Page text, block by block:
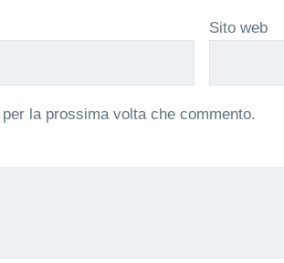
Sito web
la prossima volta che commento.